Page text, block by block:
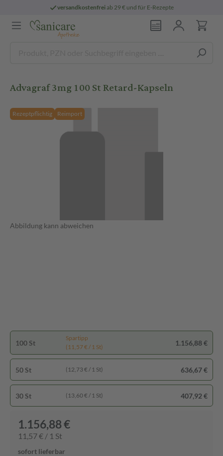
versandkostenfreiab 29 € und für E-Rezepte
Advagraf 3mg 100 St Retard-Kapseln
Rezeptpflichtig Reimport
Abbildung kann abweichen
100 St
Spartipp
(11,57 € / 1 St)
1.156,88 €
50 St (12,73 € / 1 St) 636,67 €
30 St (13,60 € / 1 St) 407,92 €
1.156,88 €
11,57 € / 1 St
sofort lieferbar